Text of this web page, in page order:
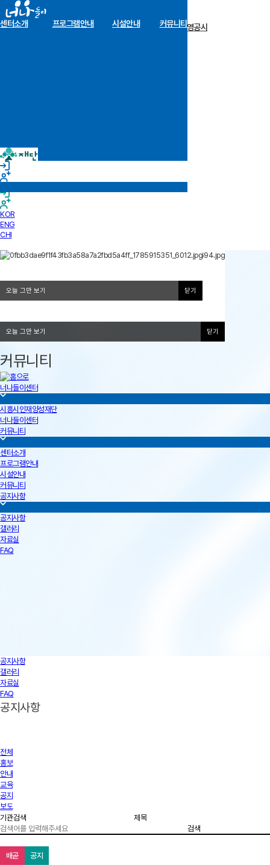
센터소개 프로그램안내 시설안내 커뮤니티
장학금 한눈에 인재양성사업기부안내재단소개 알림마당경영공시
KOR
ENG
CHI
오늘 그만 보기 닫기
오늘 그만 보기 닫기
커뮤니티
너나들이센터
시흥시인재양성재단
너나들이센터
커뮤니티
센터소개
프로그램안내
시설안내
커뮤니티
공지사항
공지사항
갤러리
자료실
FAQ
공지사항
갤러리
자료실
FAQ
공지사항
전체
홍보
안내
교육
공지
보도
검색
배곧
공지